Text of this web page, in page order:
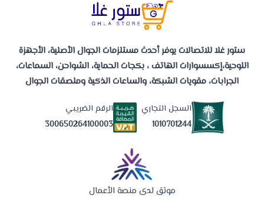
ستور غلا للاتصالات يوفر أحدث مستلزمات الجوال الأصلية، الأجهزة
اللوحية،إكسسوارات الهاتف ، بكجات الحماية، الشواحن، السماعات،
الجرابات، مقويات الشبكة، والساعات الذكية وملصقات الجوال
السجل التجاري
1010701244
الرقم الضريبي
300650264100003
موثق لدى منصة الأعمال